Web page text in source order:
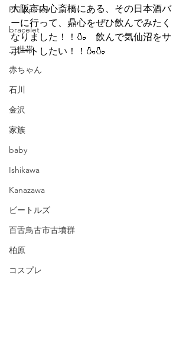
Philippines
bracelet
二世帯
赤ちゃん
石川
金沢
家族
baby
Ishikawa
Kanazawa
ビートルズ
百舌鳥古市古墳群
柏原
コスプレ
大阪市内心斎橋にある、その日本酒バ
ーに行って、鼎心をぜひ飲んでみたく
なりました！！🍶　飲んで気仙沼をサ
ポートしたい！！🍶🍶